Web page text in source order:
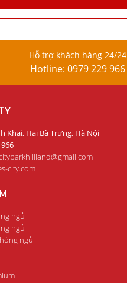
Hỗ trợ khách hàng 24/24
Hotline: 0979 229 966
Khai, Hai Bà Trưng, Hà Nội
city.com
ngủ
ngủ
ngủ